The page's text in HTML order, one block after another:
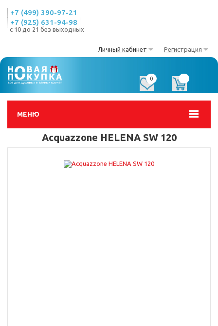
+7 (499) 390-97-21
+7 (925) 631-94-98
с 10 до 21 без выходных
Личный кабинет Регистрация
МЕНЮ
0
Acquazzone HELENA SW 120